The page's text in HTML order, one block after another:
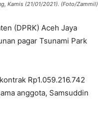
Kamis (21/01/2021). (Foto/Zammil)
(DPRK) Aceh Jaya
pagar Tsunami Park
Rp1.059.216.742
anggota, Samsuddin